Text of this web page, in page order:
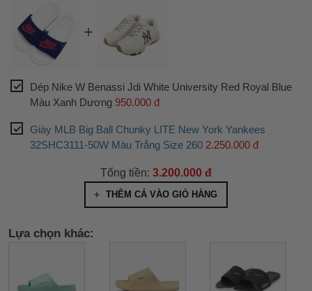
Dép Nike W Benassi Jdi White University Red Royal Blue
Màu Xanh Dương 950.000 đ
Giày MLB Big Ball Chunky LITE New York Yankees
32SHC3111-50W Màu Trắng Size 260 2.250.000 đ
Tổng tiền: 3.200.000 đ
THÊM CẢ VÀO GIỎ HÀNG
Lựa chọn khác: